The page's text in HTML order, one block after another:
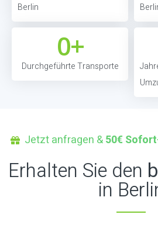
Berlin
Durchgeführte Transporte
0+
Jetzt anfragen &50€
Erhalten Sie den
in